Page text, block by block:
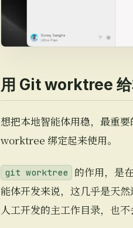
用 Git worktree 给
想把本地智能体用稳，最重
worktree 绑定起来使用。
git worktree
的作用，是
能体开发来说，这几乎是天
人工开发的主工作目录，也